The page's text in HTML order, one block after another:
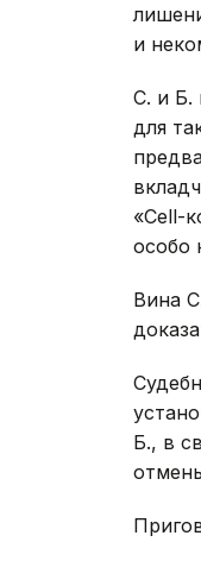
и
С. и Б.
для
«Cell-
особо
Вина
Б., в